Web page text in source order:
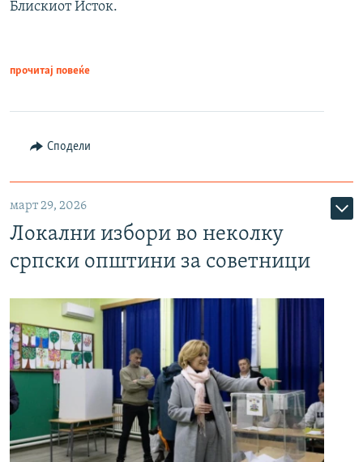
Блискиот Исток.
прочитај повеќе
Сподели
март 29, 2026
Локални избори во неколку
српски општини за советници